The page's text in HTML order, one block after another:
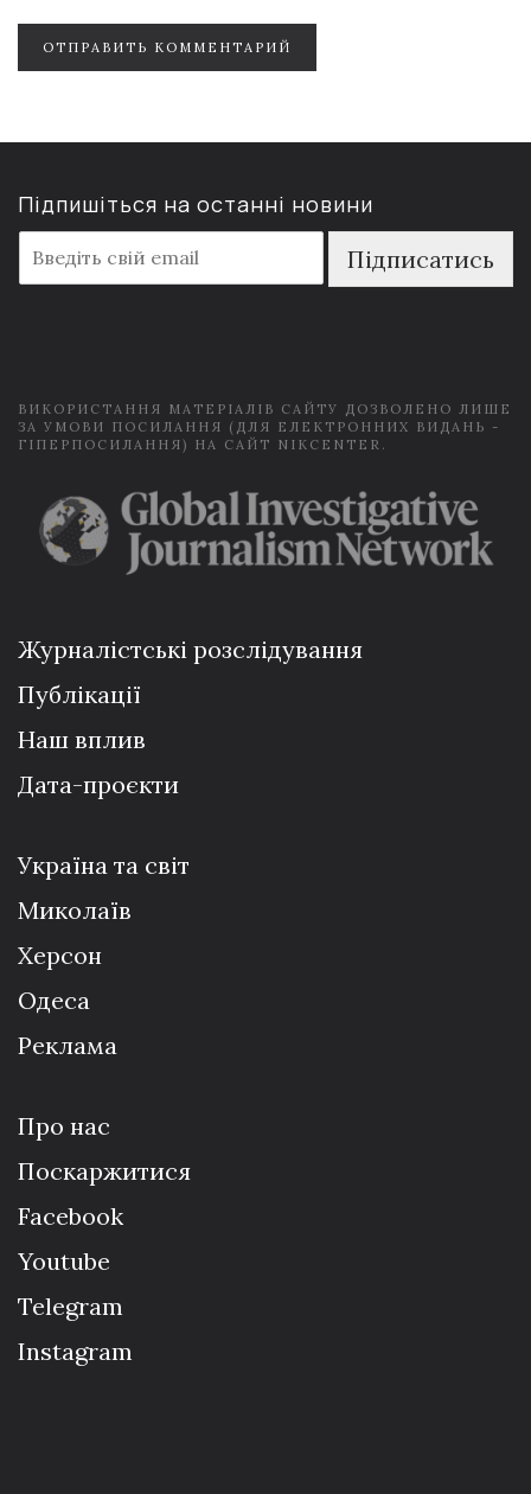
ОТПРАВИТЬ КОММЕНТАРИЙ
Підпишіться на останні новини
m
a
Підписатись
ВИКОРИСТАННЯ МАТЕРІАЛІВ САЙТУ ДОЗВОЛЕНО ЛИШЕ
ЗА УМОВИ ПОСИЛАННЯ (ДЛЯ ЕЛЕКТРОННИХ ВИДАНЬ -
ГІПЕРПОСИЛАННЯ) НА САЙТ NIKCENTER.
Журналістські розслідування
Публікації
Наш вплив
Дата-проєкти
Україна та світ
Миколаїв
Херсон
Одеса
Реклама
Про нас
Поскаржитися
Facebook
Youtube
Telegram
Instagram